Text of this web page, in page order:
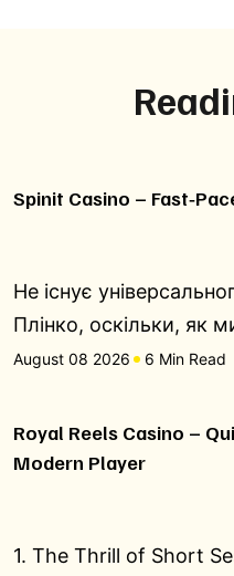
Spinit Casino –
Не існує
Плінко, оскільки, як
August 08 2026 6 Min Read
Royal Reels Casino –
Modern Player
1. The Thrill of Short